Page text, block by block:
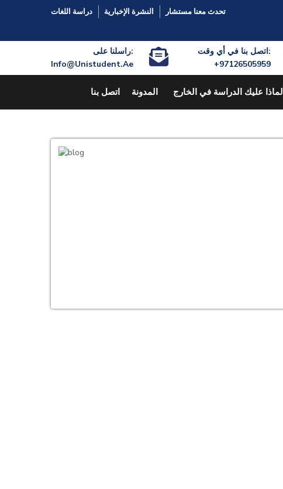
دراسة اللغات النشرة الإخبارية تحدث معنا مستشار
راسلنا على:
Info@Unistudent.Ae
اتصل بنا في أي وقت:
+97126505959
لماذا عليك الدراسة في الخارج المدونة اتصل بنا